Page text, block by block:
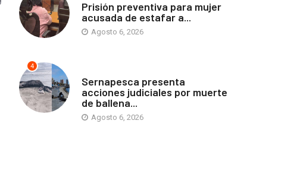
Prisión preventiva para mujer
acusada de estafar a...
Agosto 6, 2026
4
Sernapesca presenta
acciones judiciales por muerte
de ballena...
Agosto 6, 2026